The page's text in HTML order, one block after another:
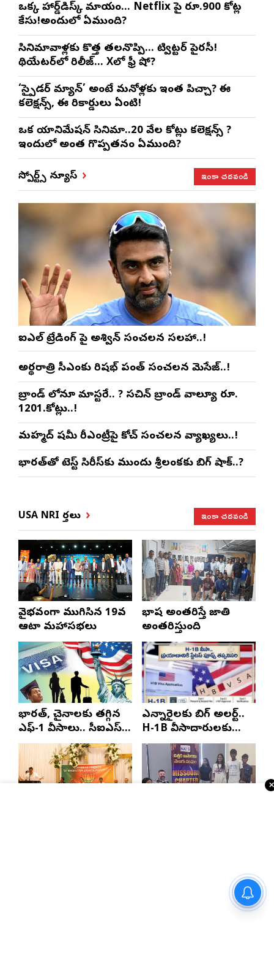
ఒక్క హార్డ్‌డిస్క్ మాయం… Netflix పై రూ.900 కోట్ల
కేసు!అందులో ఏముంది?
సినిమావాళ్లకు కొత్త తలనొప్పి… ట్విట్టర్ పైరసీ!
థియేటర్‌లో రిలీజ్… Xలో ఫ్రీ షో?
‘స్పైడర్ మ్యాన్’ అంటే మనోళ్లకు ఇంత పిచ్చా? ఈ
కలెక్షన్స్, ఈ రికార్డులు ఏంటి!
ఒక యానిమేషన్ సినిమా..20 వేల కోట్లు కలెక్షన్స్ ?
ఇందులో అంత గొప్పతనం ఏముంది?
స్పోర్ట్స్ న్యూస్ ఇంకా చదవండి
ఐపీఎల్ ట్రేడింగ్ పై అశ్విన్ సంచలన సలహా..!
అర్థరాత్రి సీఎంకు రిషభ్ పంత్ సంచలన మెసేజ్..!
బ్రాండ్ లోనూ మాస్టరే.. ? సచిన్ బ్రాండ్ వాల్యూ రూ.
1201.కోట్లు..!
మహ్మద్ షమీ రీఎంట్రీపై కోచ్ సంచలన వ్యాఖ్యలు..!
భారత్‌తో టెస్ట్ సిరీస్‌కు ముందు శ్రీలంకకు బిగ్ షాక్..?
USA NRI వార్తలు ఇంకా చదవండి
వైభవంగా ముగిసిన 19వ
ఆటా మహాసభలు
భాష అంతరిస్తే జాతి
అంతరిస్తుంది
భారత్, చైనాలకు తగ్గిన
ఎఫ్-1 వీసాలు.. సీఐఎస్
నివేదిక..!
ఎన్నారైలకు బిగ్ అలర్ట్..
H-1B వీసాదారులకు
ప్రయాణ సమయంలో
స్టేటస్ ప్రూఫ్స్ తప్పనిసరి..!